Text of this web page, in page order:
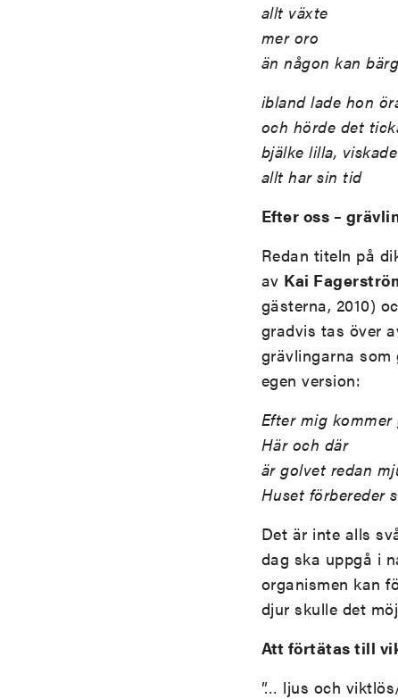
allt växte
mer oro
än någon kan
ibland lade hon
och hörde det
bjälke lilla,
allt har sin tid
Efter oss –
Redan titeln på
av Kai
gästerna, 2010)
gradvis tas över
grävlingarna
egen version:
Efter mig kommer
Här och där
är golvet redan
Huset förbereder
Det är inte alls
dag ska uppgå i
organismen kan
djur skulle det
Att förtätas till
”… ljus och